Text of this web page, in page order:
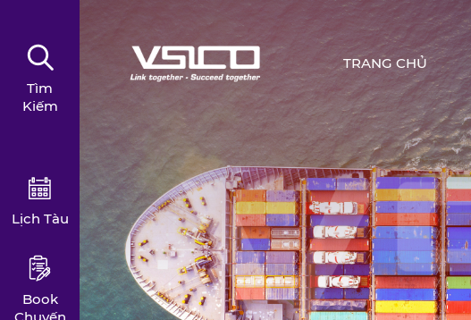
TRANG CHỦ
Tìm
Kiếm
Lịch Tàu
Book